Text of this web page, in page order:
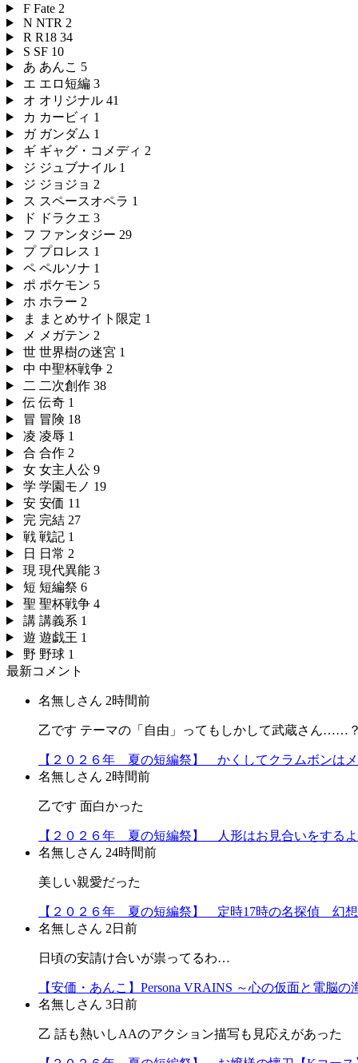
F Fate 2
N NTR 2
R R18 34
S SF 10
あ あんこ 5
エ エロ短編 3
オ オリジナル 41
カ カービィ 1
ガ ガンダム 1
ギ ギャグ・コメディ 2
ジ ジュブナイル 1
ジ ジョジョ 2
ス スペースオペラ 1
ド
ドラクエ 3
フ ファンタジー 29
プ プロレス 1
ペ ペルソナ 1
ポ ポケモン 5
ホ ホラー 2
ま
まとめサイト限定 1
メ
メガテン 2
世 世界樹の迷宮 1
中 中聖杯戦争 2
二 二次創作 38
伝伝奇 1
冒 冒険 18
凌 凌辱 1
合 合作 2
女 女主人公 9
学 学園モノ 19
安 安価 11
完 完結 27
戦 戦記 1
日
日常 2
現 現代異能 3
短 短編祭 6
聖 聖杯戦争 4
講 講義系 1
遊 遊戯王 1
野 野球 1
最新コメント
名無しさん 2時間前
乙です テーマの「自由」ってもしかして武蔵さん……
【２０２６年 夏の短編祭】 かくしてクラムボンは
名無しさん 2時間前
乙です 面白かった
【２０２６年 夏の短編祭】 人形はお見合いをする
名無しさん 24時間前
美しい親愛だった
【２０２６年 夏の短編祭】 定時17時の名探偵 幻想
名無しさん 2日前
日頃の安請け合いが祟ってるわ…
【安価・あんこ】Persona VRAINS ～心の仮面と電
名無しさん 3日前
乙 話も熱いしAAのアクション描写も見応えがあった